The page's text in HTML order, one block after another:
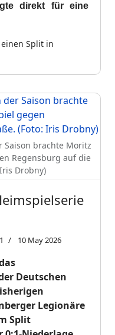
direkt für eine
einen Split in
Saison brachte Moritz
Regensburg auf die
Drobny)
10 May 2026
Deutschen
Legionäre
Split